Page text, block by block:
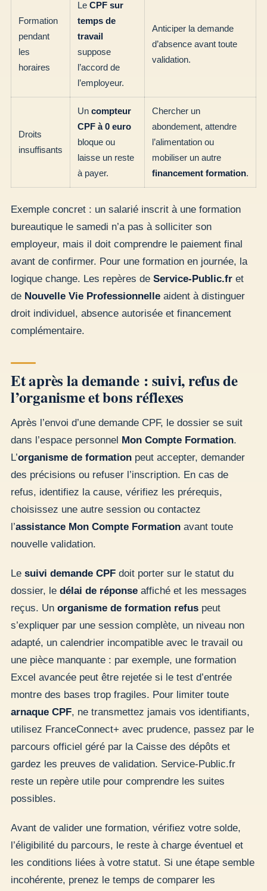
Formation
pendant
les
horaires
Le CPF sur
temps de
travail
suppose
l’accord de
l’employeur.
Anticiper la demande
d’absence avant toute
validation.
Droits
insuffisants
Un compteur
CPF à 0 euro
bloque ou
laisse un reste
à payer.
Chercher un
abondement, attendre
l’alimentation ou
mobiliser un autre
financement formation.
Exemple concret : un salarié inscrit à une formation
bureautique le samedi n’a pas à solliciter son
employeur, mais il doit comprendre le paiement final
avant de confirmer. Pour une formation en journée, la
logique change. Les repères de Service-Public.fr et
de Nouvelle Vie Professionnelle aident à distinguer
droit individuel, absence autorisée et financement
complémentaire.
Et après la demande : suivi, refus de
l’organisme et bons réflexes
Après l’envoi d’une demande CPF, le dossier se suit
dans l’espace personnel Mon Compte Formation.
L’organisme de formation peut accepter, demander
des précisions ou refuser l’inscription. En cas de
refus, identifiez la cause, vérifiez les prérequis,
choisissez une autre session ou contactez
l’assistance Mon Compte Formation avant toute
nouvelle validation.
Le suivi demande CPF doit porter sur le statut du
dossier, le délai de réponse affiché et les messages
reçus. Un organisme de formation refus peut
s’expliquer par une session complète, un niveau non
adapté, un calendrier incompatible avec le travail ou
une pièce manquante : par exemple, une formation
Excel avancée peut être rejetée si le test d’entrée
montre des bases trop fragiles. Pour limiter toute
arnaque CPF, ne transmettez jamais vos identifiants,
utilisez FranceConnect+ avec prudence, passez par le
parcours officiel géré par la Caisse des dépôts et
gardez les preuves de validation. Service-Public.fr
reste un repère utile pour comprendre les suites
possibles.
Avant de valider une formation, vérifiez votre solde,
l’éligibilité du parcours, le reste à charge éventuel et
les conditions liées à votre statut. Si une étape semble
incohérente, prenez le temps de comparer les